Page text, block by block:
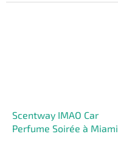
Scentway IMAO Car
Perfume Soirée à Miami